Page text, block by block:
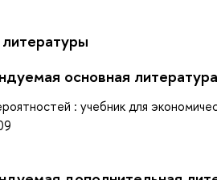
основная литература
: учебник для